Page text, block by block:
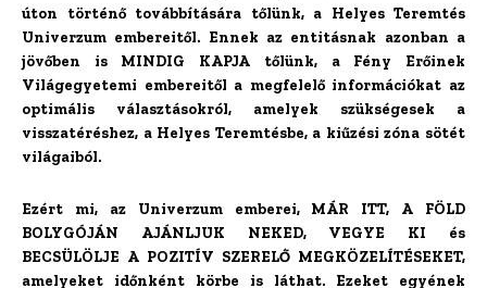
úton történő továbbítására tőlünk, a Helyes Teremtés
Univerzum embereitől. Ennek az entitásnak azonban a
jövőben is MINDIG KAPJA tőlünk, a Fény Erőinek
Világegyetemi embereitől a megfelelő információkat az
optimális választásokról, amelyek szükségesek a
visszatéréshez, a Helyes Teremtésbe, a kiűzési zóna sötét
világaiból.
Ezért mi, az Univerzum emberei, MÁR ITT, A FÖLD
BOLYGÓJÁN AJÁNLJUK NEKED, VEGYE KI és
BECSÜLÖLJE A POZITÍV SZERELŐ MEGKÖZELÍTÉSEKET,
amelyeket időnként körbe is láthat. Ezeket egyének